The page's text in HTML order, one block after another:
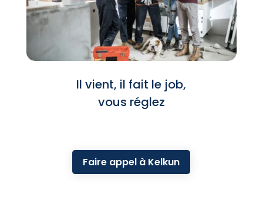
Il vient, il fait le job,
vous réglez
Faire appel à Kelkun